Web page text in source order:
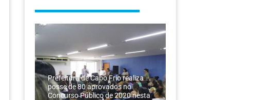
Prefeitura de Cabo Frio realiza
posse de 80 aprovados no
Concurso Público de 2020 nesta